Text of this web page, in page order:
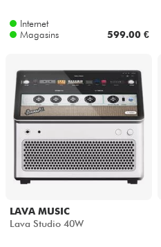
Câbles & Access.
HiFi
Packs
Internet
Magasins
599.00 €
LAVA MUSIC
Lava Studio 40W